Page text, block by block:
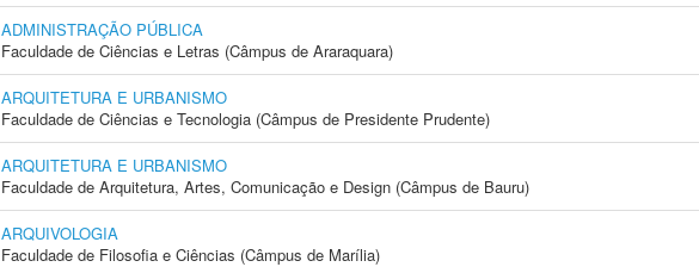
ADMINISTRAÇÃO PÚBLICA
Faculdade de Ciências e Letras (Câmpus de Araraquara)
ARQUITETURA E URBANISMO
Faculdade de Ciências e Tecnologia (Câmpus de Presidente Prudente)
ARQUITETURA E URBANISMO
Faculdade de Arquitetura, Artes, Comunicação e Design (Câmpus de Bauru)
ARQUIVOLOGIA
Faculdade de Filosofia e Ciências (Câmpus de Marília)